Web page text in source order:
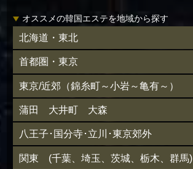
オススメの韓国エステを地域から探す
北海道・東北
首都圏・東京
東京/近郊（錦糸町～小岩～亀有～）
蒲田 大井町 大森
八王子･国分寺･立川･東京郊外
関東 (千葉、埼玉、茨城、栃木、群馬)